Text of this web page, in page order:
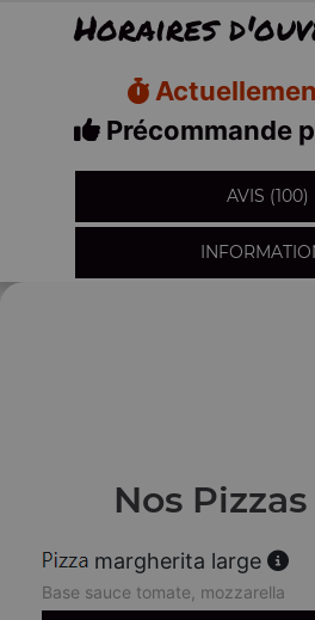
Horaires
Précommande
AVIS (100)
Nos
margherita large
Base sauce tomate, mozzarella